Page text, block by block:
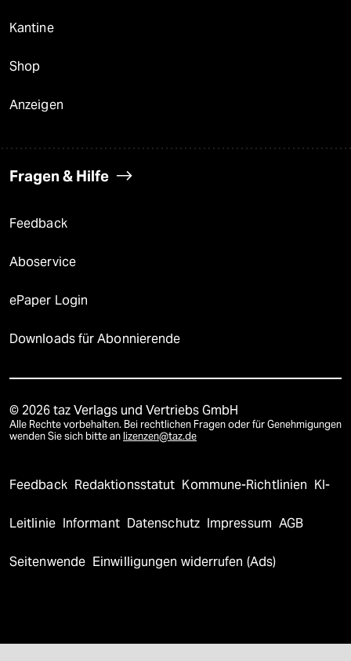
Kantine
Shop
Anzeigen
Fragen & Hilfe
Feedback
Aboservice
ePaper Login
Downloads für Abonnierende
© 2026 taz Verlags und Vertriebs GmbH
Alle Rechte vorbehalten. Bei rechtlichen Fragen oder für Genehmigungen
wenden Sie sich bitte an lizenzen@taz.de
Feedback Redaktionsstatut Kommune-Richtlinien KI-
Leitlinie Informant Datenschutz Impressum AGB
Seitenwende Einwilligungen widerrufen (Ads)